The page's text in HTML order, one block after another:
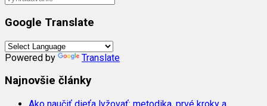
Google Translate
Powered by Translate
Najnovšie články